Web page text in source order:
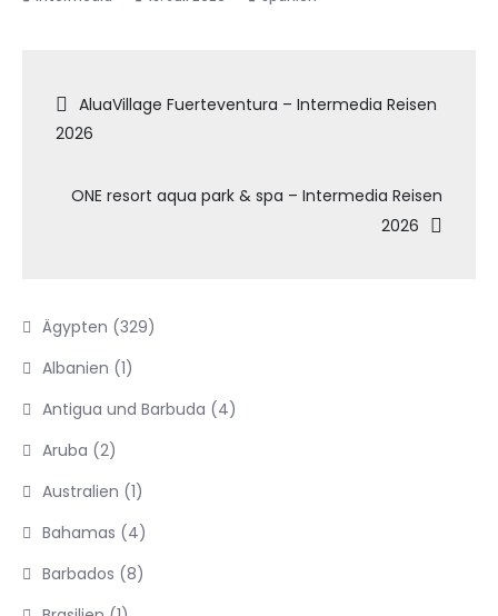
Beitragsnavigation
AluaVillage Fuerteventura – Intermedia Reisen
2026
ONE resort aqua park & spa – Intermedia Reisen
2026
Ägypten (329)
Albanien (1)
Antigua und Barbuda (4)
Aruba (2)
Australien (1)
Bahamas (4)
Barbados (8)